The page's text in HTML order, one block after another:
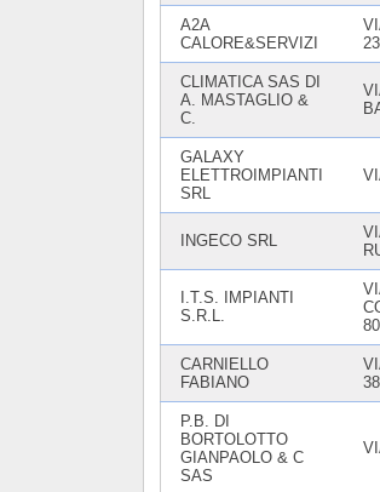
A2A
CALORE&SERVIZI
CLIMATICA SAS DI
A. MASTAGLIO &
C.
GALAXY
ELETTROIMPIANTI
SRL
INGECO SRL
I.T.S. IMPIANTI
S.R.L.
80
CARNIELLO
FABIANO
38
P.B. DI
BORTOLOTTO
GIANPAOLO & C
SAS